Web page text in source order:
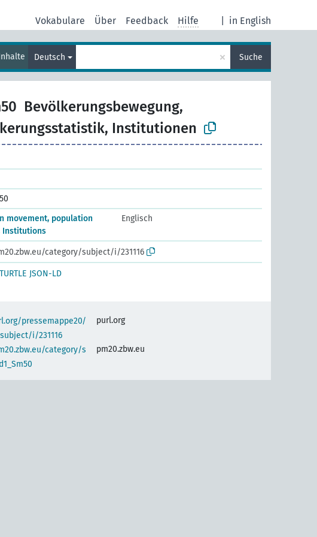
in English
Vokabulare Über Feedback Hilfe
Deutsch × Suche
Bevölkerungsbewegung,
Institutionen
movement, population
Institutions
Englisch
category/subject/i/231116
TURTLE JSON-LD
pressemappe20/
i/231116
purl.org
category/s
pm20.zbw.eu